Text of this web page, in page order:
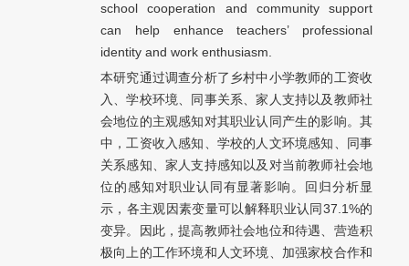
school cooperation and community support
can help enhance teachers’ professional
identity and work enthusiasm.
本研究通过调查分析了乡村中小学教师的工资收
入、学校环境、同事关系、家人支持以及教师社
会地位的主观感知对其职业认同产生的影响。其
中，工资收入感知、学校的人文环境感知、同事
关系感知、家人支持感知以及对当前教师社会地
位的感知对职业认同有显著影响。回归分析显
示，各主观因素变量可以解释职业认同37.1%的
变异。因此，提高教师社会地位和待遇、营造积
极向上的工作环境和人文环境、加强家校合作和